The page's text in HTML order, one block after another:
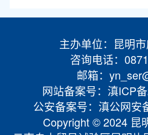
主办单位：昆明
咨询电话：
邮箱：
网站备案号：滇ICP
公安备案号：滇公网安
Copyright © 2024 昆